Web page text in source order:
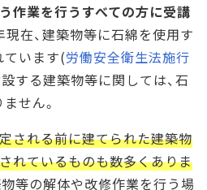
作業を行うすべての方に受講
現在、建築物等に石綿を使用す
ています(労働安全衛生法施行
する建築物等に関しては、石
せん。
される前に建てられた建築物
れているものも数多くありま
等の解体や改修作業を行う場